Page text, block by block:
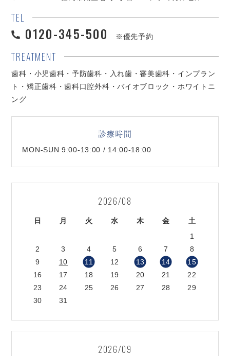
TEL
0120-345-500 ※優先予約
TREATMENT
歯科・小児歯科・予防歯科・入れ歯・審美歯科・インプラン
ト・矯正歯科・歯科口腔外科・バイオブロック・ホワイトニ
ング
診療時間
MON-SUN 9:00-13:00 / 14:00-18:00
2026/08
日 月 火 水 木 金
土
1
2
3 4 5 6 7
8
9
10 11 12 13 14
15
16
17 18 19 20 21
22
23
24 25 26 27 28
29
30
31
2026/09